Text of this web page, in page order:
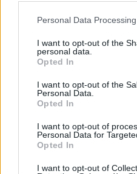
Please note that this website/
not limited to your visit or
grant or deny consent to
use your data for below
consent section.
Personal Data
I want to opt-out of the
personal data.
Opted In
I want to opt-out of the
Personal Data.
Opted In
I want to opt-out of
Personal Data for
Opted In
I want to opt-out of
Prenumerera
MEST LÄSTA